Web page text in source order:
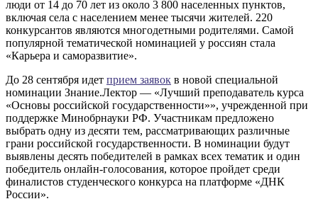
люди от 14 до 70 лет из около 3 800 населенных пунктов,
включая села с населением менее тысячи жителей. 220
конкурсантов являются многодетными родителями. Самой
популярной тематической номинацией у россиян стала
«Карьера и саморазвитие».
До 28 сентября идет прием заявок в новой специальной
номинации Знание.Лектор — «Лучший преподаватель курса
«Основы российской государственности»», учрежденной при
поддержке Минобрнауки РФ. Участникам предложено
выбрать одну из десяти тем, рассматривающих различные
грани российской государственности. В номинации будут
выявлены десять победителей в рамках всех тематик и один
победитель онлайн-голосования, которое пройдет среди
финалистов студенческого конкурса на платформе «ДНК
России».